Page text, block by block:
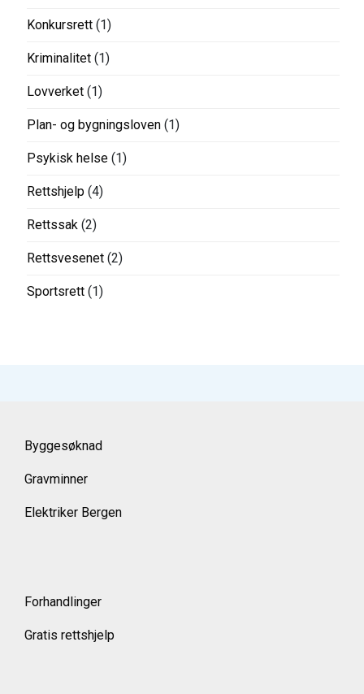
Konkursrett (1)
Kriminalitet (1)
Lovverket (1)
Plan- og bygningsloven (1)
Psykisk helse (1)
Rettshjelp (4)
Rettssak (2)
Rettsvesenet (2)
Sportsrett (1)
Byggesøknad
Gravminner
Elektriker Bergen
Forhandlinger
Gratis rettshjelp